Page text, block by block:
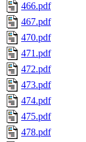
466.pdf
467.pdf
470.pdf
471.pdf
472.pdf
473.pdf
474.pdf
475.pdf
478.pdf